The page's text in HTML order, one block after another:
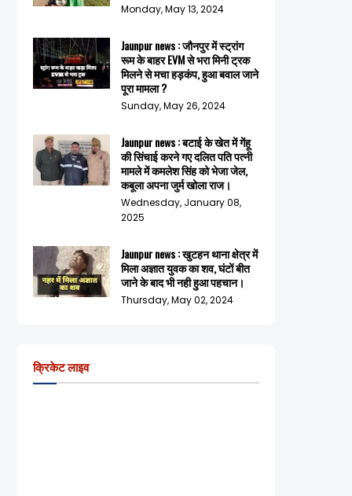
Monday, May 13, 2024
Jaunpur news : जौनपुर में स्ट्रांग
रूम के बाहर EVM से भरा मिनी ट्रक
मिलने से मचा हड़कंप, हुआ बवाल जाने
पूरा मामला ?
Sunday, May 26, 2024
Jaunpur news : बटाई के खेत में गेंहू
की सिंचाई करने गए दलित पति पत्नी
मामले में कमलेश सिंह को भेजा जेल,
कबूला अपना जुर्म खोला राज।
Wednesday, January 08,
2025
Jaunpur news : खुटहन थाना क्षेत्र में
मिला अज्ञात युवक का शव, घंटों बीत
जाने के बाद भी नही हुआ पहचान।
Thursday, May 02, 2024
क्रिकेट लाइव